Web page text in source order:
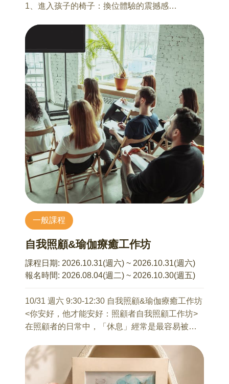
7/10 Being Parents—成為父母的身心預備與調適
1、成為父母是人生階段的自然延續？
2、育兒的左腦與右腦
3、用一生療癒童年？還是用童年度過一生？
4、孕期及育兒面面觀
5、關關難過關關過
7/17 同心相伴：角色的轉換與調適
王貞人 諮商心理師
在成為父母的旅程中，伴侶不僅面臨角色的轉
換，也需要學習在壓力與挑戰中維持彼此的默契
與支持。在關係與身份不斷變動的過程裡，我們
該如何與另一半進行更深層的對話？又該如何在
情緒起伏與壓力之中，找到屬於彼此的平衡？
透過理解與陪伴，我們得以讓關係在變動中更加
穩固。角色的轉換不再只是挑戰，而是一段彼此
扶持、相互靠近的歷程，讓愛在過程中變得更
7/24 生，還是不生—談婚前共識到婚後協作的必
修課
張誌閔 諮商心理師
1、生育考量背後的價值觀與期待
2、婚前溝通與共識
3、生育準備與生育因應
7/31 只要婚、不要生，不行嗎？
曾麗心 臨床心理師
1、進入孩子的椅子：換位體驗的震撼感
道理的家長，而是真實體會到孩子被責備時的身
體緊繃與心理防禦。這種體感式的覺察，會讓你
瞬間明白：為什麼你的「為你好」，在他耳中變
成了「我不夠好」。
2、拆解家族舊腳本：斷開情緒連鎖反應
看見你腦袋裡那個嚴厲的糾察隊，找出那些從長
輩那裡承接過來、不自覺對孩子施加的命令式語
彙。在工作坊的安全空間裡，我們練習現場撕掉
舊劇本，重新排練出更具彈性、更有溫度的對
話。
3、衝突現場的降溫技術：從對立到對話的轉場
當衝突陷入僵局時，能幫孩子說出他內心說不出
口的脆弱，透過一套實戰的溝通公式，陪你在情
緒高漲時，用一個動作或一句話，優雅地替緊繃
4、建立家長神隊友社群：你不是一個人在戰鬥
你並不是孤單一人！透過分享與集體創作，你會
從其他夥伴的故事中獲得啟發。這不只是一堂
課，而是一個能讓你卸下「完美父母」重擔、重
新自我充電的溫暖團隊。
【課程資訊】
上課時間：10/17（六）9:30-16:30(12:30~13:30
午休)共上課6小時
一般課程
自我照顧&瑜伽療癒工作坊
課程日期: 2026.10.31(週六) ~ 2026.10.31(週六)
報名時間: 2026.08.04(週二) ~ 2026.10.30(週五)
10/31 週六 9:30-12:30 自我照顧&瑜伽療癒工作坊
<你安好，他才能安好：照顧者自我照顧工作坊>
在照顧者的日常中，「休息」經常是最容易被忽
這場工作坊，想陪你一起「停下來」。
透過理解神經系統如何回應壓力，再結合陰瑜伽
與修復瑜伽的深度練習，我們將一步步幫助身體